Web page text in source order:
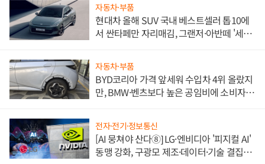
자동차·부품
현대차 올해 SUV 국내 베스트셀러 톱10에
서 싼타페만 자리매김, 그랜저·아반떼 '세단
자동차·부품
BYD코리아 가격 앞세워 수입차 4위 올랐지
만, BMW·벤츠보다 높은 공임비에 소비자
전자·전기·정보통신
[AI 뭉쳐야 산다⑧] LG·엔비디아 '피지컬 AI'
동맹 강화, 구광모 제조·데이터·기술 결집